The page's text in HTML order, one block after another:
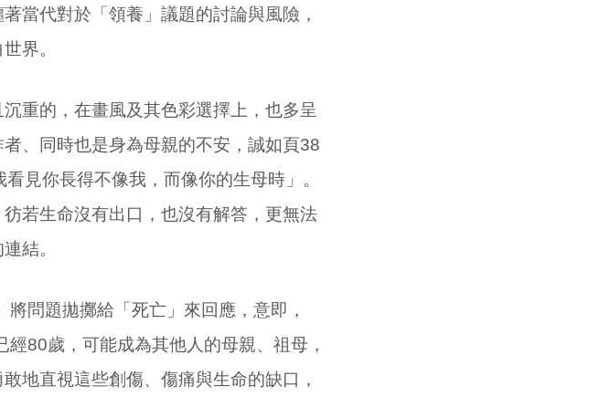
當代對於「領養」議題的討論與風險，
界。
重的，在畫風及其色彩選擇上，也多呈
、同時也是身為母親的不安，誠如頁38
見你長得不像我，而像你的生母時」。
若生命沒有出口，也沒有解答，更無法
結。
問題拋擲給「死亡」來回應，意即，
80歲，可能成為其他人的母親、祖母，
地直視這些創傷、傷痛與生命的缺口，